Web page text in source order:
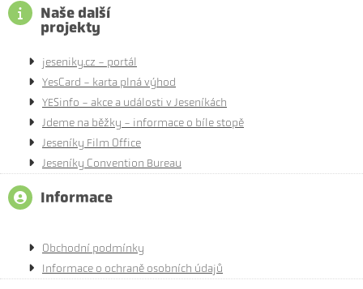
Naše další
projekty
jeseniky.cz - portál
YesCard - karta plná výhod
YESinfo - akce a události v Jeseníkách
Jdeme na běžky - informace o bíle stopě
Jeseníky Film Office
Jeseníky Convention Bureau
Informace
Obchodní podmínky
Informace o ochraně osobních údajů